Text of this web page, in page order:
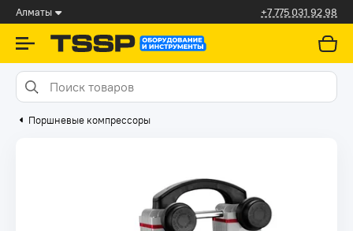
Алматы +7 775 031 92 98
Поршневые компрессоры